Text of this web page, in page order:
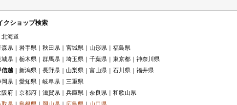
クショップ検索
北海道
森県｜岩手県｜秋田県｜宮城県｜山形県｜福島県
城県｜栃木県｜群馬県｜埼玉県｜千葉県｜東京都｜神奈川県
信越 ｜新潟県｜長野県｜山梨県｜富山県｜石川県｜福井県
岡県｜愛知県｜岐阜県｜三重県
阪府｜京都府｜滋賀県｜兵庫県｜奈良県｜和歌山県